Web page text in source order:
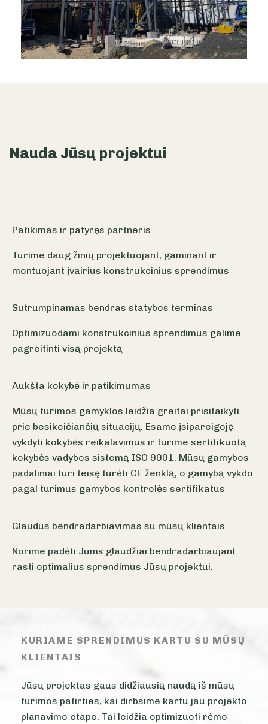
Nauda Jūsų projektui
Patikimas ir patyręs partneris
Turime daug žinių projektuojant, gaminant ir
montuojant įvairius konstrukcinius sprendimus
Sutrumpinamas bendras statybos terminas
Optimizuodami konstrukcinius sprendimus galime
pagreitinti visą projektą
Aukšta kokybė ir patikimumas
Mūsų turimos gamyklos leidžia greitai prisitaikyti
prie besikeičiančių situacijų. Esame įsipareigoję
vykdyti kokybės reikalavimus ir turime sertifikuotą
kokybės vadybos sistemą ISO 9001. Mūsų gamybos
padaliniai turi teisę turėti CE ženklą, o gamybą vykdo
pagal turimus gamybos kontrolės sertifikatus
Glaudus bendradarbiavimas su mūsų klientais
Norime padėti Jums glaudžiai bendradarbiaujant
rasti optimalius sprendimus Jūsų projektui.
KURIAME SPRENDIMUS KARTU SU MŪSŲ
KLIENTAIS
Jūsų projektas gaus didžiausią naudą iš mūsų
turimos patirties, kai dirbsime kartu jau projekto
planavimo etape. Tai leidžia optimizuoti rėmo